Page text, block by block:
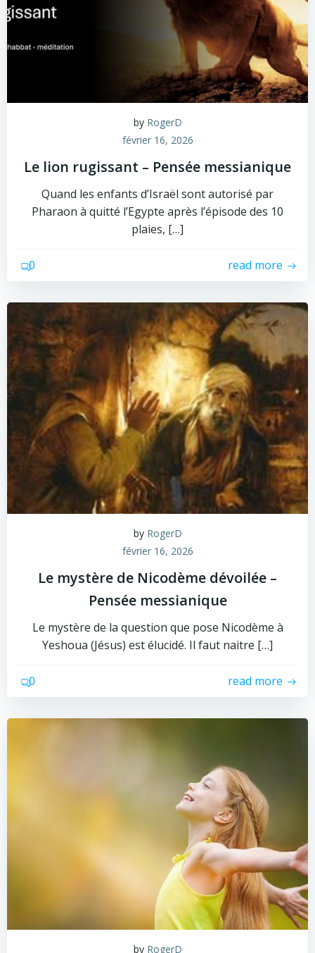
by RogerD
février 16, 2026
Le lion rugissant – Pensée messianique
Quand les enfants d’Israël sont autorisé par
Pharaon à quitté l’Egypte après l’épisode des 10
plaies, […]
0 read more
by RogerD
février 16, 2026
Le mystère de Nicodème dévoilée –
Pensée messianique
Le mystère de la question que pose Nicodème à
Yeshoua (Jésus) est élucidé. Il faut naitre […]
0 read more
by RogerD